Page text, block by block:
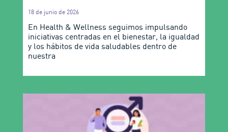
18 de junio de 2026
En Health & Wellness seguimos impulsando
iniciativas centradas en el bienestar, la igualdad
y los hábitos de vida saludables dentro de
nuestra